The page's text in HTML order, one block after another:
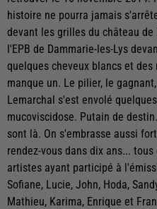
histoire ne pourra jamais
devant les grilles du château
l'EPB de Dammarie-les-Lys
quelques cheveux blancs et
manque un. Le pilier, le
Lemarchal s'est envolé
mucoviscidose. Putain de
sont là. On s'embrasse aussi
rendez-vous dans dix ans...
artistes ayant participé à
Sofiane, Lucie, John, Hoda,
Mathieu, Karima, Enrique et